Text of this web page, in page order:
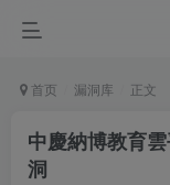
首页 漏洞库 正文
中慶納博教育
洞